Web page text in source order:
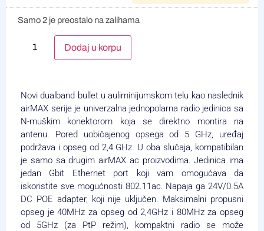
Samo 2 je preostalo na zalihama
Dodaj u korpu
Novi dualband bullet u auliminijumskom telu kao naslednik
airMAX serije je univerzalna jednopolarna radio jedinica sa
N-muškim konektorom koja se direktno montira na
antenu. Pored uobičajenog opsega od 5 GHz, uređaj
podržava i opseg od 2,4 GHz. U oba slučaja, kompatibilan
je samo sa drugim airMAX ac proizvodima. Jedinica ima
jedan Gbit Ethernet port koji vam omogućava da
iskoristite sve mogućnosti 802.11ac. Napaja ga 24V/0.5A
DC POE adapter, koji nije uključen. Maksimalni propusni
opseg je 40MHz za opseg od 2,4GHz i 80MHz za opseg
od 5GHz (za PtP režim), kompaktni radio se može